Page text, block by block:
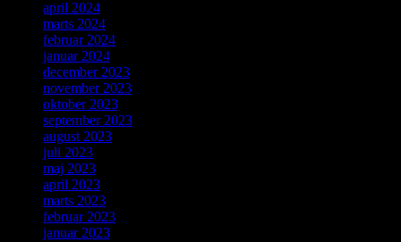
april 2024
marts 2024
februar 2024
januar 2024
december 2023
november 2023
oktober 2023
september 2023
august 2023
juli 2023
maj 2023
april 2023
marts 2023
februar 2023
januar 2023